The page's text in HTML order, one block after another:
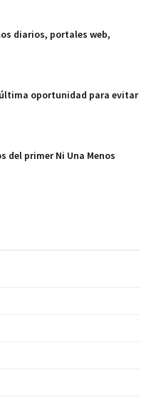
diarios, portales web,
oportunidad para evitar
del primer Ni Una Menos